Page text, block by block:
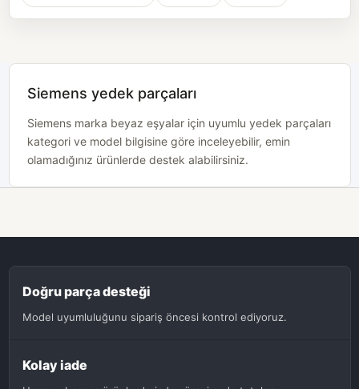
Siemens yedek parçaları
Siemens marka beyaz eşyalar için uyumlu yedek parçaları
kategori ve model bilgisine göre inceleyebilir, emin
olamadığınız ürünlerde destek alabilirsiniz.
Doğru parça desteği
Model uyumluluğunu sipariş öncesi kontrol ediyoruz.
Kolay iade